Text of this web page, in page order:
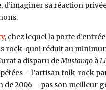
d’imaginer sa réaction
, chez lequel la porte
rock-quoi réduit au
a disparu de Mustangoà
– l’artisan folk-rock
de 2006 – pas son meilleur